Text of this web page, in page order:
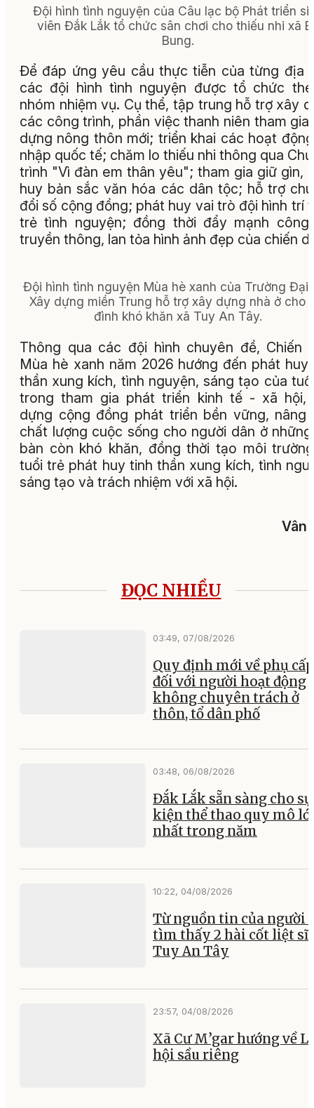
Đội hình tình nguyện của Câu lạc bộ Phát triển
viên Đắk Lắk tổ chức sân chơi cho thiếu nhi xã
Bung.
Để đáp ứng yêu cầu thực tiễn của từng địa
các đội hình tình nguyện được tổ chức
nhóm nhiệm vụ. Cụ thể, tập trung hỗ trợ xây
các công trình, phần việc thanh niên tham gia
dựng nông thôn mới; triển khai các hoạt
nhập quốc tế; chăm lo thiếu nhi thông qua
trình "Vì đàn em thân yêu"; tham gia giữ gìn,
huy bản sắc văn hóa các dân tộc; hỗ trợ
đổi số cộng đồng; phát huy vai trò đội hình trí
trẻ tình nguyện; đồng thời đẩy mạnh
truyền thông, lan tỏa hình ảnh đẹp của chiến
Đội hình tình nguyện Mùa hè xanh của Trường Đại
Xây dựng miền Trung hỗ trợ xây dựng nhà ở cho
đình khó khăn xã Tuy An Tây.
Thông qua các đội hình chuyên đề, Chiến
Mùa hè xanh năm 2026 hướng đến phát huy
thần xung kích, tình nguyện, sáng tạo của
trong tham gia phát triển kinh tế - xã hội,
dựng cộng đồng phát triển bền vững, nâng
chất lượng cuộc sống cho người dân ở
bàn còn khó khăn, đồng thời tạo môi
tuổi trẻ phát huy tinh thần xung kích, tình
sáng tạo và trách nhiệm với xã hội.
Vân
ĐỌC NHIỀU
03:49, 07/08/2026
Quy định mới về phụ cấp
đối với người hoạt động
không chuyên trách ở
thôn, tổ dân phố
03:48, 06/08/2026
Đắk Lắk sẵn sàng cho sự
kiện thể thao quy mô
nhất trong năm
10:22, 04/08/2026
Từ nguồn tin của người
tìm thấy 2 hài cốt liệt sĩ
Tuy An Tây
23:57, 04/08/2026
Xã Cư M’gar hướng về
hội sầu riêng